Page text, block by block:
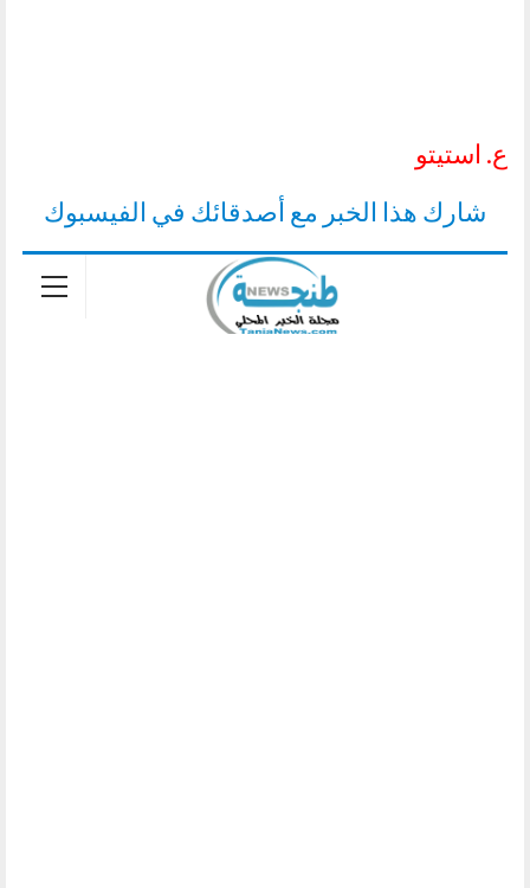
ع. استيتو
شارك هذا الخبر مع أصدقائك في الفيسبوك